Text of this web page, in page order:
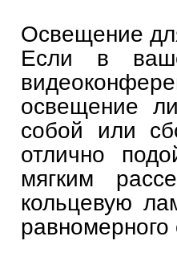
Освещение
Если в
освещение
собой или
отлично
мягким
кольцевую